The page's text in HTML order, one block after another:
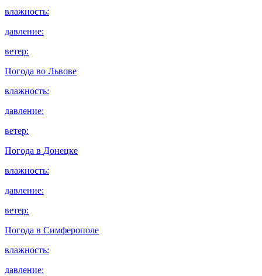
влажность:
давление:
ветер:
Погода во Львове
влажность:
давление:
ветер:
Погода в Донецке
влажность:
давление:
ветер:
Погода в Симферополе
влажность:
давление: